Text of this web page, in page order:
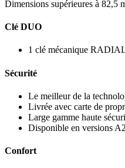
Dimensions supérieures à 82,5
Clé DUO
1 clé mécanique
Sécurité
Le meilleur de la
Livrée avec carte de
Large gamme haute
Disponible en versions
Confort